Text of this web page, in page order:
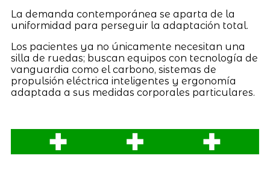
La demanda contemporánea se aparta de la
uniformidad para perseguir la adaptación total.
Los pacientes ya no únicamente necesitan una
silla de ruedas; buscan equipos con tecnología de
vanguardia como el carbono, sistemas de
propulsión eléctrica inteligentes y ergonomía
adaptada a sus medidas corporales particulares.